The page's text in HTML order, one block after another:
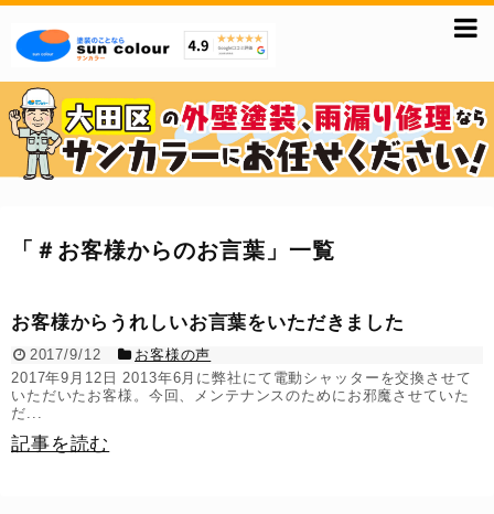
「 ＃お客様からのお言葉 」 一覧
お客様からうれしいお言葉をいただきました
2017/9/12
お客様の声
2017年9月12日 2013年6月に弊社にて電動シャッターを交換させて
いただいたお客様。今回、メンテナンスのためにお邪魔させていた
だ...
記事を読む